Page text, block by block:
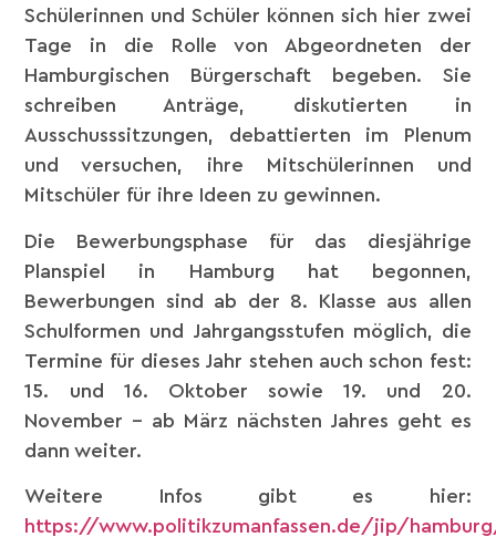
Schülerinnen und Schüler können sich hier zwei
Tage in die Rolle von Abgeordneten der
Hamburgischen Bürgerschaft begeben. Sie
schreiben Anträge, diskutierten in
Ausschusssitzungen, debattierten im Plenum
und versuchen, ihre Mitschülerinnen und
Mitschüler für ihre Ideen zu gewinnen.
Die Bewerbungsphase für das diesjährige
Planspiel in Hamburg hat begonnen,
Bewerbungen sind ab der 8. Klasse aus allen
Schulformen und Jahrgangsstufen möglich, die
Termine für dieses Jahr stehen auch schon fest:
15. und 16. Oktober sowie 19. und 20.
November – ab März nächsten Jahres geht es
dann weiter.
Weitere Infos gibt es hier:
https://www.politikzumanfassen.de/jip/